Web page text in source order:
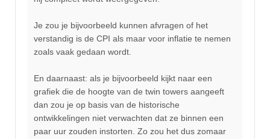
Je zou je bijvoorbeeld kunnen afvragen of het
verstandig is de CPI als maar voor inflatie te nemen
zoals vaak gedaan wordt.
En daarnaast: als je bijvoorbeeld kijkt naar een
grafiek die de hoogte van de twin towers aangeeft
dan zou je op basis van de historische
ontwikkelingen niet verwachten dat ze binnen een
paar uur zouden instorten. Zo zou het dus zomaar